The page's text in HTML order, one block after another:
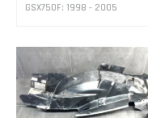
GSX750F: 1998 - 2005